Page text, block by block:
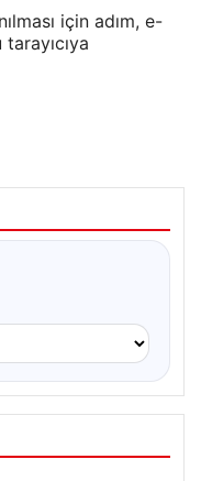
için adım, e-